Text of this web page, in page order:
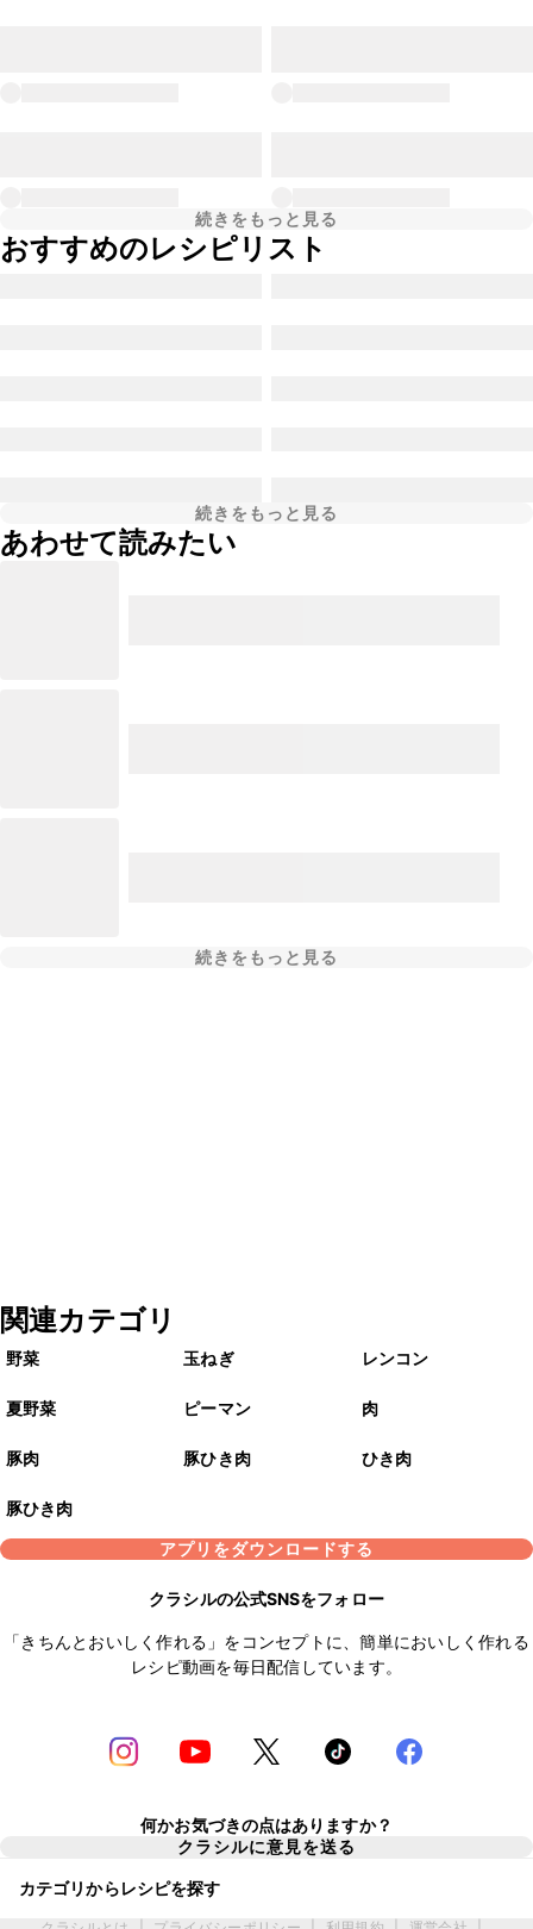
続きをもっと見る
おすすめのレシピリスト
続きをもっと見る
あわせて読みたい
続きをもっと見る
関連カテゴリ
野菜 玉ねぎ レンコン
夏野菜 ピーマン 肉
豚肉 豚ひき肉 ひき肉
豚ひき肉
アプリをダウンロードする
クラシルの公式SNSをフォロー
「きちんとおいしく作れる」をコンセプトに、簡単においしく作れる
レシピ動画を毎日配信しています。
何かお気づきの点はありますか？
クラシルに意見を送る
カテゴリからレシピを探す